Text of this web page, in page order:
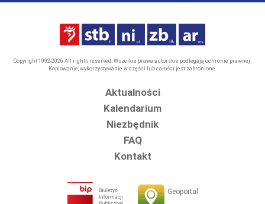
Copyright 1992-2026 All rights reserved. Wszelkie prawa autorskie podlegają ochronie prawnej.
Kopiowanie, wykorzystywanie w części lub całości jest zabronione.
Aktualności
Kalendarium
Niezbędnik
FAQ
Kontakt
Geoportal